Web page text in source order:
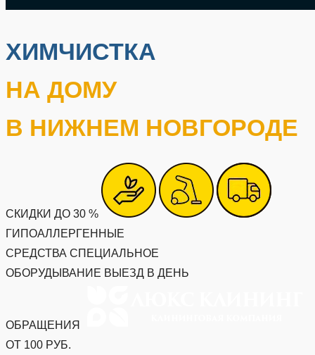
ХИМЧИСТКА
НА ДОМУ
В НИЖНЕМ НОВГОРОДЕ
СКИДКИ ДО 30 %
ГИПОАЛЛЕРГЕННЫЕ
СРЕДСТВА СПЕЦИАЛЬНОЕ
ОБОРУДЫВАНИЕ ВЫЕЗД В ДЕНЬ
ОБРАЩЕНИЯ
ОТ 100 РУБ.